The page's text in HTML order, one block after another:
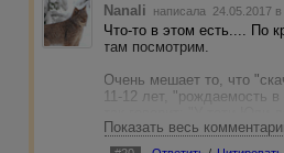
Nanali написала 24.05.2017 в
Что-то в этом есть.... По
там посмотрим.
Очень мешает то, что
11-12 лет, "рождаемость
заявлениями?! Еще
перехлестывает все
Показать весь